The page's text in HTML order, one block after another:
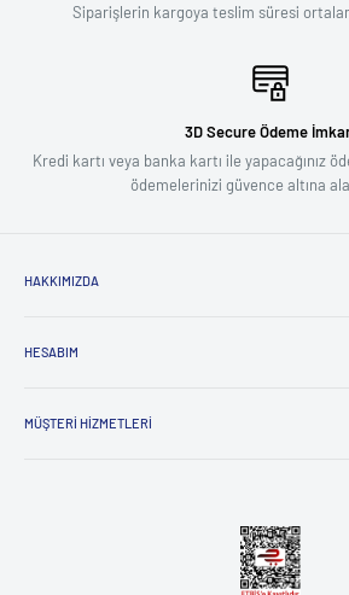
Siparişlerin kargoya teslim süresi
3D Secure Ödeme
Kredi kartı veya banka kartı ile yapacağınız
ödemelerinizi güvence altına
HAKKIMIZDA
Influencer Başvuru Formu
Mesafeli Satış Sözleşmesi
HESABIM
Sepetim
MÜŞTERI HIZMETLERI